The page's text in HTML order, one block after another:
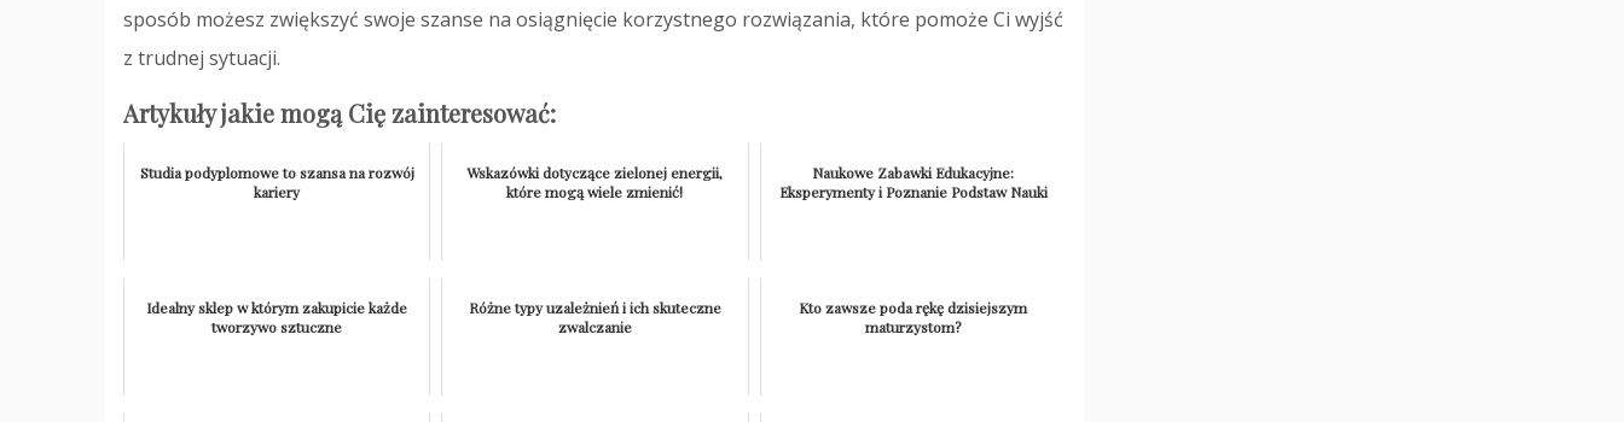
sposób możesz zwiększyć swoje szanse na osiągnięcie korzystnego rozwiązania, które pomoże Ci wyjść
z trudnej sytuacji.
Artykuły jakie mogą Cię zainteresować:
Studia podyplomowe to szansa na rozwój
kariery
Wskazówki dotyczące zielonej energii,
które mogą wiele zmienić!
Naukowe Zabawki Edukacyjne:
Eksperymenty i Poznanie Podstaw Nauki
Idealny sklep w którym zakupicie każde
tworzywo sztuczne
Różne typy uzależnień i ich skuteczne
zwalczanie
Kto zawsze poda rękę dzisiejszym
maturzystom?